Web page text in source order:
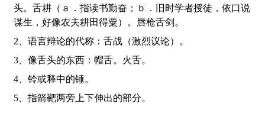
头。舌耕（ａ．指读书勤奋；ｂ．旧时学者授徒，依口说
谋生，好像农夫耕田得粟）。唇枪舌剑。
2、语言辩论的代称：舌战（激烈议论）。
3、像舌头的东西：帽舌。火舌。
4、铃或释中的锤。
5、指箭靶两旁上下伸出的部分。